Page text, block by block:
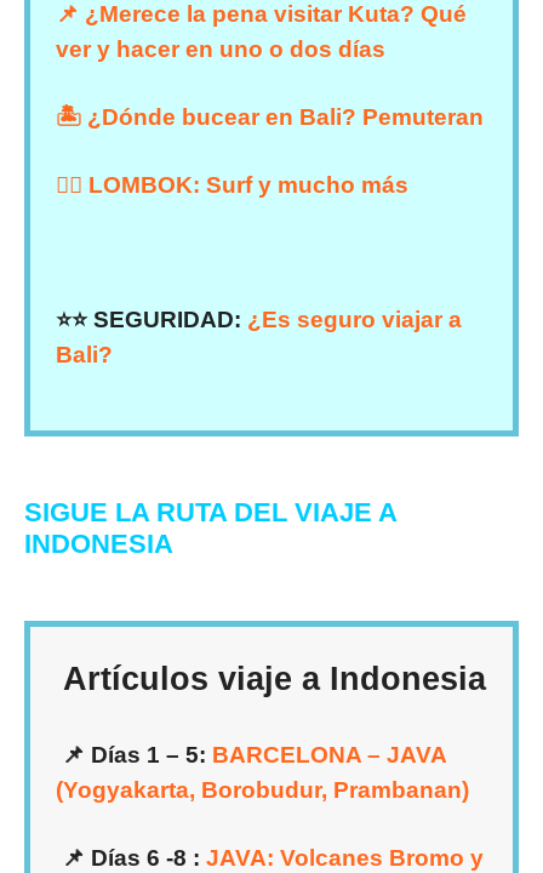
📌 ¿Merece la pena visitar Kuta? Qué
ver y hacer en uno o dos días
🏝 ¿Dónde bucear en Bali? Pemuteran
🏄‍♀️ LOMBOK: Surf y mucho más
⭐⭐ SEGURIDAD: ¿Es seguro viajar a
Bali?
SIGUE LA RUTA DEL VIAJE A
INDONESIA
Artículos viaje a Indonesia
📌 Días 1 – 5: BARCELONA – JAVA
(Yogyakarta, Borobudur, Prambanan)
📌 Días 6 -8 :JAVA: Volcanes Bromo y